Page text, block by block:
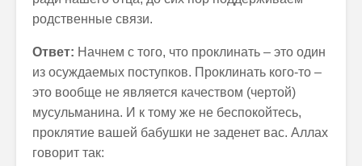
родственные связи.
Ответ: Начнем с того, что проклинать – это один
из осуждаемых поступков. Проклинать кого-то –
это вообще не является качеством (чертой)
мусульманина. И к тому же не беспокойтесь,
проклятие вашей бабушки не заденет вас. Аллах
говорит так: